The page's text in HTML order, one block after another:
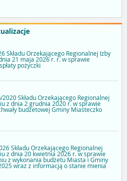
Składu Orzekającego Regionalnej Izby
21 maja 2026 r. r. w sprawie
pożyczki
Składu Orzekającego Regionalnej
z dnia 2 grudnia 2020 r. w sprawie
budżetowej Gminy Miasteczko
Składu Orzekającego Regionalnej
z dnia 20 kwietnia 2026 r. w sprawie
z wykonania budżetu Miasta i Gminy
wraz z informacją o stanie mienia